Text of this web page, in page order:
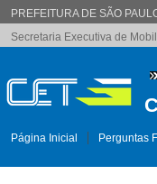
PREFEITURA DE SÃO
Secretaria Executiva de
Página Inicial Perguntas